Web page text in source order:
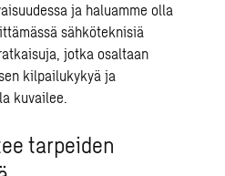
ja haluamme olla
sähköteknisiä
jotka osaltaan
kilpailukykyä ja
kuvailee.
tarpeiden